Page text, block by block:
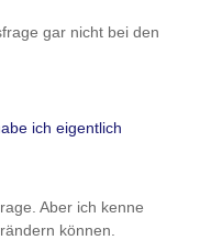
gar nicht bei den
ich eigentlich
Aber ich kenne
können.